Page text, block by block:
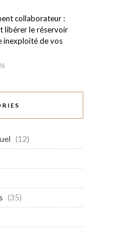
collaborateur :
libérer le réservoir
inexploité de vos
(12)
(35)